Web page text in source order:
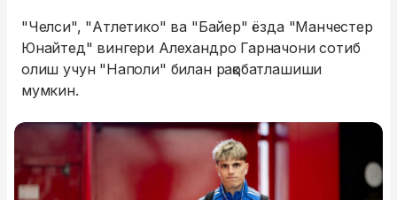
"Челси", "Атлетико" ва "Байер" ёзда "Манчестер
Юнайтед" вингери Алехандро Гарначони сотиб
олиш учун "Наполи" билан рақобатлашиши
мумкин.